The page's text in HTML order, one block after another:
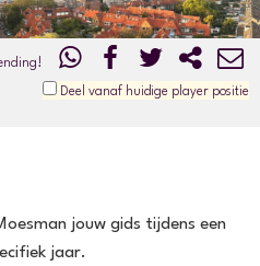
Deel vanaf huidige player positie
jouw gids tijdens een
jaar.